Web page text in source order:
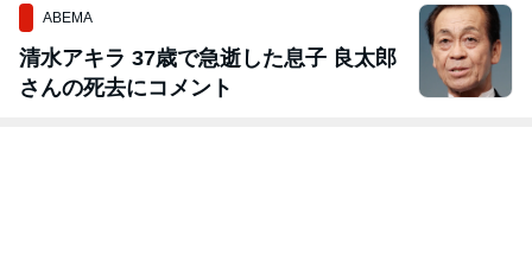
ABEMA
清水アキラ 37歳で急逝した息子 良太郎
さんの死去にコメント